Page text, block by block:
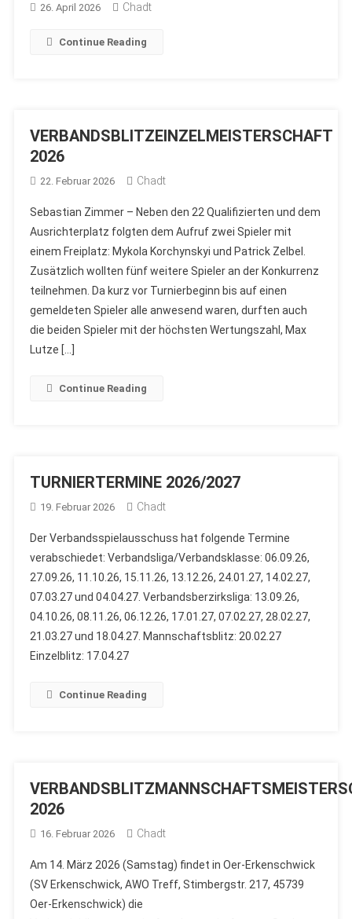
26. April 2026 Chadt
Continue Reading
VERBANDSBLITZEINZELMEISTERSCHAFT
2026
22. Februar 2026 Chadt
Sebastian Zimmer – Neben den 22 Qualifizierten und dem
Ausrichterplatz folgten dem Aufruf zwei Spieler mit
einem Freiplatz: Mykola Korchynskyi und Patrick Zelbel.
Zusätzlich wollten fünf weitere Spieler an der Konkurrenz
teilnehmen. Da kurz vor Turnierbeginn bis auf einen
gemeldeten Spieler alle anwesend waren, durften auch
die beiden Spieler mit der höchsten Wertungszahl, Max
Lutze […]
Continue Reading
TURNIERTERMINE 2026/2027
19. Februar 2026 Chadt
Der Verbandsspielausschuss hat folgende Termine
verabschiedet: Verbandsliga/Verbandsklasse: 06.09.26,
27.09.26, 11.10.26, 15.11.26, 13.12.26, 24.01.27, 14.02.27,
07.03.27 und 04.04.27. Verbandsberzirksliga: 13.09.26,
04.10.26, 08.11.26, 06.12.26, 17.01.27, 07.02.27, 28.02.27,
21.03.27 und 18.04.27. Mannschaftsblitz: 20.02.27
Einzelblitz: 17.04.27
Continue Reading
2026
16. Februar 2026 Chadt
Am 14. März 2026 (Samstag) findet in Oer-Erkenschwick
(SV Erkenschwick, AWO Treff, Stimbergstr. 217, 45739
Oer-Erkenschwick) die